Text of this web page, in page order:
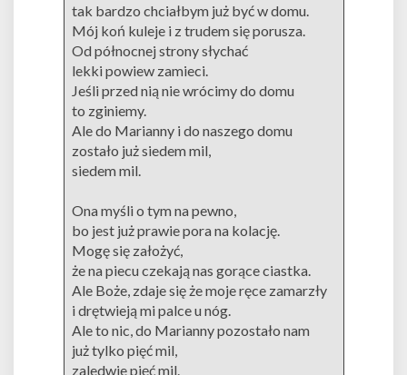
tak bardzo chciałbym już być w domu.
Mój koń kuleje i z trudem się porusza.
Od północnej strony słychać
lekki powiew zamieci.
Jeśli przed nią nie wrócimy do domu
to zginiemy.
Ale do Marianny i do naszego domu
zostało już siedem mil,
siedem mil.
Ona myśli o tym na pewno,
bo jest już prawie pora na kolację.
Mogę się założyć,
że na piecu czekają nas gorące ciastka.
Ale Boże, zdaje się że moje ręce zamarzły
i drętwieją mi palce u nóg.
Ale to nic, do Marianny pozostało nam
już tylko pięć mil,
zaledwie pięć mil.